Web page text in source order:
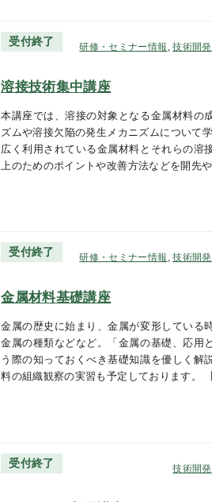
研修・セミナー情報 ,技術開
受付終了
溶接技術集中講座
本講座では、溶接の対象となる金属材料の
ズムや溶接欠陥の発生メカニズムについて
広く利用されている金属材料とそれらの溶
上のためのポイントや改善方法などを開先
研修・セミナー情報 ,技術開
受付終了
金属材料基礎講座
金属の歴史に始まり、金属が変形している
金属の種類などなど。「金属の基礎、応用
う際の知っておくべき基礎知識を優しく解
料の組織観察の実習も予定しております
技術開
受付終了